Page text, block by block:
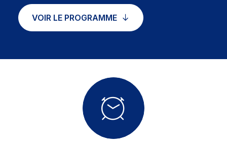
VOIR LE PROGRAMME